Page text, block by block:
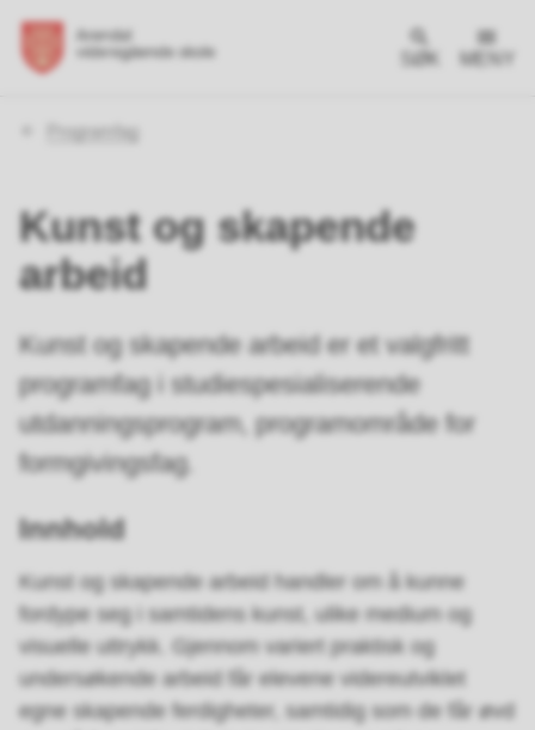
SØK MENY
Programfag
Kunst og skapende
arbeid
Kunst og skapende arbeid er et valgfritt
programfag i studiespesialiserende
utdanningsprogram, programområde for
formgivingsfag.
Innhold
Kunst og skapende arbeid handler om å kunne
fordype seg i samtidens kunst, ulike medium og
visuelle uttrykk. Gjennom variert praktisk og
undersøkende arbeid får elevene videreutviklet
egne skapende ferdigheter, samtidig som de får øvd